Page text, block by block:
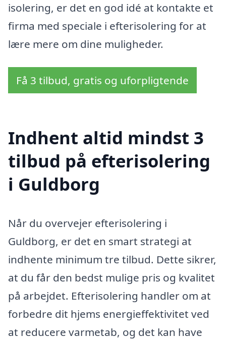
isolering, er det en god idé at kontakte et
firma med speciale i efterisolering for at
lære mere om dine muligheder.
Få 3 tilbud, gratis og uforpligtende
Indhent altid mindst 3
tilbud på efterisolering
i Guldborg
Når du overvejer efterisolering i
Guldborg, er det en smart strategi at
indhente minimum tre tilbud. Dette sikrer,
at du får den bedst mulige pris og kvalitet
på arbejdet. Efterisolering handler om at
forbedre dit hjems energieffektivitet ved
at reducere varmetab, og det kan have